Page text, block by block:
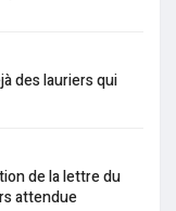
des lauriers qui
de la lettre du
attendue